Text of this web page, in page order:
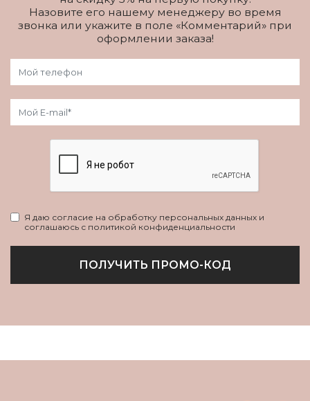
Назовите его нашему менеджеру во время
звонка или укажите в поле «Комментарий» при
оформлении заказа!
Я даю согласие на обработку персональных данных и
соглашаюсь с политикой конфиденциальности
ПОЛУЧИТЬ ПРОМО-КОД